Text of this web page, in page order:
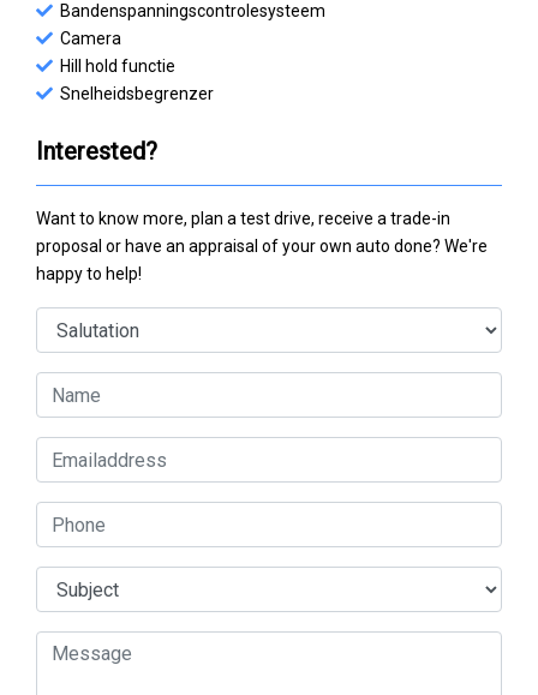
Bandenspanningscontrolesysteem
Camera
Hill hold functie
Snelheidsbegrenzer
Interested?
Want to know more, plan a test drive, receive a trade-in
proposal or have an appraisal of your own auto done? We're
happy to help!